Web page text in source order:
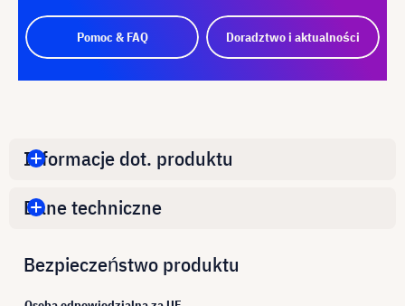
Pomoc & FAQ Doradztwo i aktualności
Informacje dot. produktu
Dane techniczne
Bezpieczeństwo produktu